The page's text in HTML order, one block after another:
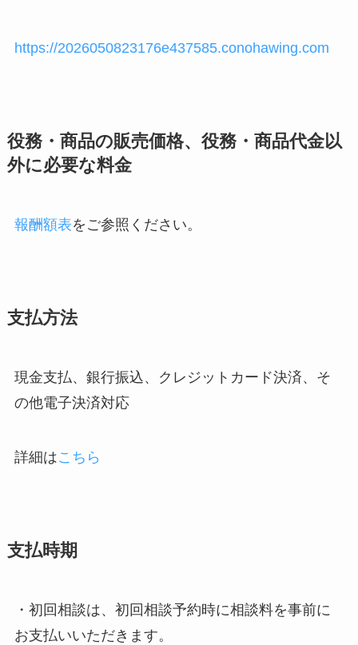
https://2026050823176e437585.conohawing.com
役務・商品の販売価格、役務・商品代金以
外に必要な料金
報酬額表をご参照ください。
支払方法
現金支払、銀行振込、クレジットカード決済、そ
の他電子決済対応
詳細はこちら
支払時期
・初回相談は、初回相談予約時に相談料を事前に
お支払いいただきます。